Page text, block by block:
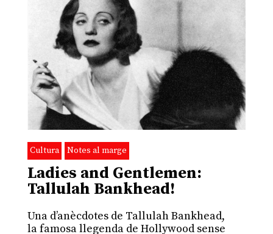
Cultura Notes al marge
Ladies and Gentlemen:
Tallulah Bankhead!
Una d’anècdotes de Tallulah Bankhead,
la famosa llegenda de Hollywood sense